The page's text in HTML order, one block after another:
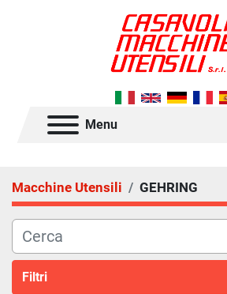
Menu
Macchine Utensili GEHRING
Filtri